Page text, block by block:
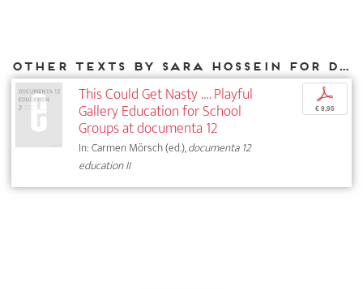
Other texts by Sara Hossein for DIAPHANES
This Could Get Nasty …. Playful
Gallery Education for School
Groups at documenta 12
In: Carmen Mörsch (ed.),documenta 12
education II
p
€ 9,95